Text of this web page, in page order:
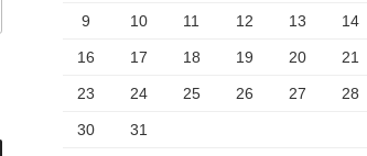
9 10 11 12 13 14
16 17 18 19 20 21
23 24 25 26 27 28
30 31